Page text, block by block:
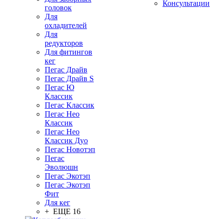
головок
Для
охладителей
Для
редукторов
Для фитингов
кег
Пегас Драйв
Пегас Драйв S
Пегас Ю
Классик
Пегас Классик
Пегас Нео
Классик
Пегас Нео
Классик Дуо
Пегас Новотэп
Пегас
Эволюшн
Пегас Экотэп
Пегас Экотэп
Фит
Для кег
+ ЕЩЕ 16
Консультации